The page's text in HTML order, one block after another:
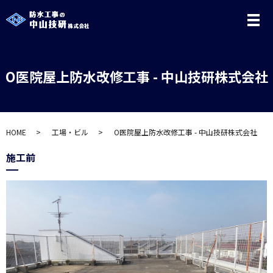
メ
O医院屋上防水改修工事 - 中山技研株式会社
HOME 工場・ビル O医院屋上防水改修工事 - 中山技研株式会社
施工前